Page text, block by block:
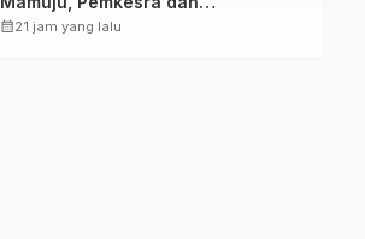
Kementerian Haji Sulbar Tinjau
calendar_month21 jam yang lalu